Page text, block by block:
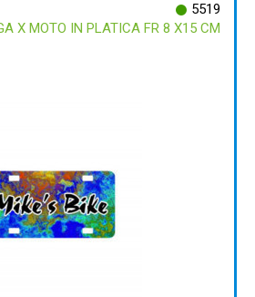
5519
X MOTO IN PLATICA FR 8 X15 CM